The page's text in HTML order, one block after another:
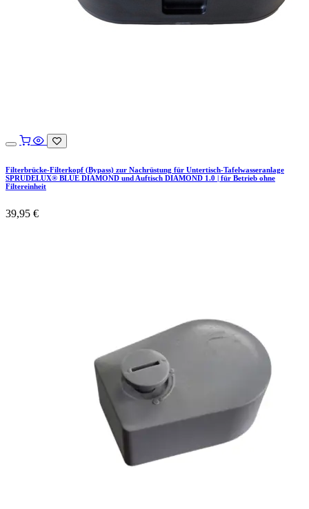
Filterbrücke-Filterkopf (Bypass) zur Nachrüstung für Untertisch-Tafelwasseranlage
SPRUDELUX® BLUE DIAMOND und Auftisch DIAMOND 1.0 | für Betrieb ohne
Filtereinheit
39,95 €